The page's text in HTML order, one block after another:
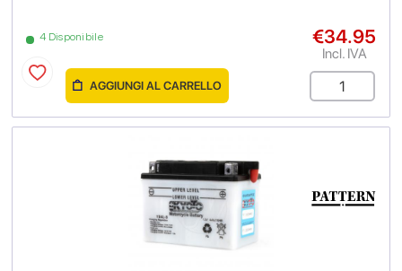
4 Disponibile €34.95
Incl. IVA
AGGIUNGI AL CARRELLO